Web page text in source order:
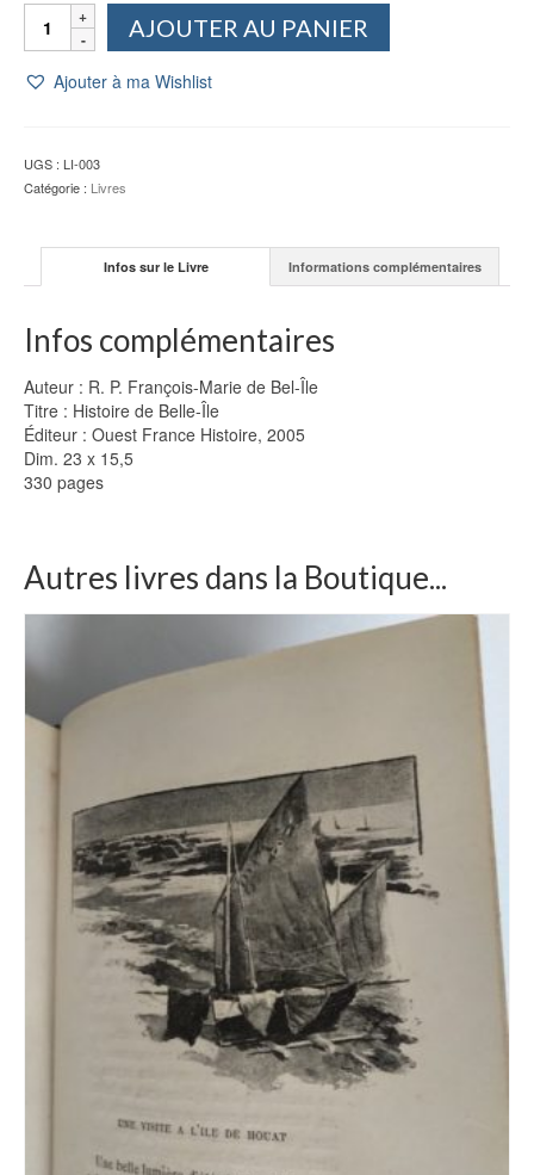
quantité
de
-
François-
Bel-
AJOUTER AU PANIER
Ajouter à ma Wishlist
UGS : LI-003
Catégorie : Livres
Infos sur le Livre Informations complémentaires
Infos complémentaires
Auteur : R. P. François-Marie de Bel-Île
Titre : Histoire de Belle-Île
Éditeur : Ouest France Histoire, 2005
Dim. 23 x 15,5
330 pages
Autres livres dans la Boutique...